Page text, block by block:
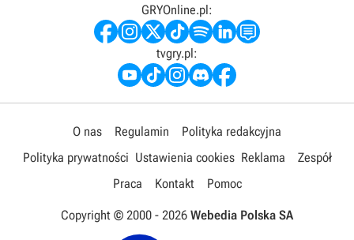
GRYOnline.pl:
tvgry.pl:
O nas Regulamin
Polityka redakcyjna
Polityka prywatności Ustawienia cookies Reklama
Zespół
Praca
Kontakt Pomoc
Copyright © 2000 - 2026 Webedia Polska SA